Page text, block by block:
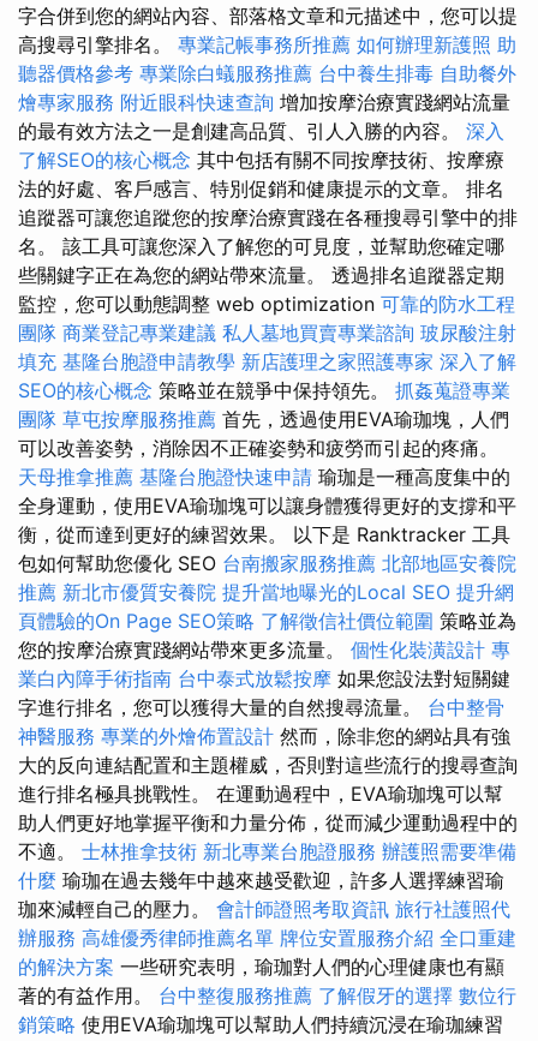
字合併到您的網站內容、部落格文章和元描述中，您可以提
高搜尋引擎排名。 專業記帳事務所推薦 如何辦理新護照 助
聽器價格參考 專業除白蟻服務推薦 台中養生排毒 自助餐外
燴專家服務 附近眼科快速查詢 增加按摩治療實踐網站流量
的最有效方法之一是創建高品質、引人入勝的內容。 深入
了解SEO的核心概念 其中包括有關不同按摩技術、按摩療
法的好處、客戶感言、特別促銷和健康提示的文章。 排名
追蹤器可讓您追蹤您的按摩治療實踐在各種搜尋引擎中的排
名。 該工具可讓您深入了解您的可見度，並幫助您確定哪
些關鍵字正在為您的網站帶來流量。 透過排名追蹤器定期
監控，您可以動態調整 web optimization 可靠的防水工程
團隊 商業登記專業建議 私人墓地買賣專業諮詢 玻尿酸注射
填充 基隆台胞證申請教學 新店護理之家照護專家 深入了解
SEO的核心概念 策略並在競爭中保持領先。 抓姦蒐證專業
團隊 草屯按摩服務推薦 首先，透過使用EVA瑜珈塊，人們
可以改善姿勢，消除因不正確姿勢和疲勞而引起的疼痛。
天母推拿推薦 基隆台胞證快速申請 瑜珈是一種高度集中的
全身運動，使用EVA瑜珈塊可以讓身體獲得更好的支撐和平
衡，從而達到更好的練習效果。 以下是 Ranktracker 工具
包如何幫助您優化 SEO 台南搬家服務推薦 北部地區安養院
推薦 新北市優質安養院 提升當地曝光的Local SEO 提升網
頁體驗的On Page SEO策略 了解徵信社價位範圍 策略並為
您的按摩治療實踐網站帶來更多流量。 個性化裝潢設計 專
業白內障手術指南 台中泰式放鬆按摩 如果您設法對短關鍵
字進行排名，您可以獲得大量的自然搜尋流量。 台中整骨
神醫服務 專業的外燴佈置設計 然而，除非您的網站具有強
大的反向連結配置和主題權威，否則對這些流行的搜尋查詢
進行排名極具挑戰性。 在運動過程中，EVA瑜珈塊可以幫
助人們更好地掌握平衡和力量分佈，從而減少運動過程中的
不適。 士林推拿技術 新北專業台胞證服務 辦護照需要準備
什麼 瑜珈在過去幾年中越來越受歡迎，許多人選擇練習瑜
珈來減輕自己的壓力。 會計師證照考取資訊 旅行社護照代
辦服務 高雄優秀律師推薦名單 牌位安置服務介紹 全口重建
的解決方案 一些研究表明，瑜珈對人們的心理健康也有顯
著的有益作用。 台中整復服務推薦 了解假牙的選擇 數位行
銷策略 使用EVA瑜珈塊可以幫助人們持續沉浸在瑜珈練習